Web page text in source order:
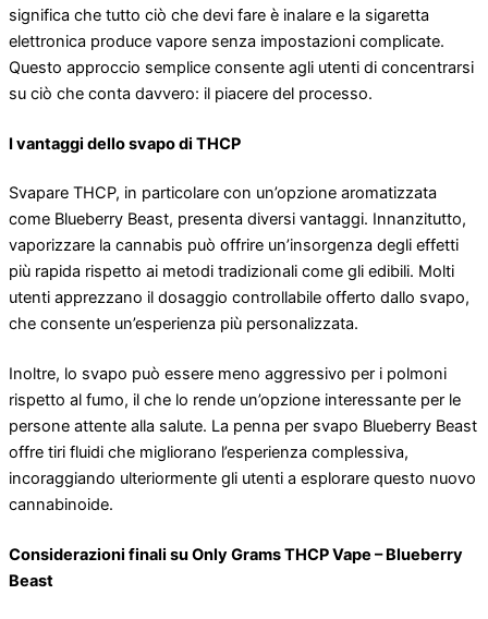
significa che tutto ciò che devi fare è inalare e la sigaretta
elettronica produce vapore senza impostazioni complicate.
Questo approccio semplice consente agli utenti di concentrarsi
su ciò che conta davvero: il piacere del processo.
I vantaggi dello svapo di THCP
Svapare THCP, in particolare con un’opzione aromatizzata
come Blueberry Beast, presenta diversi vantaggi. Innanzitutto,
vaporizzare la cannabis può offrire un’insorgenza degli effetti
più rapida rispetto ai metodi tradizionali come gli edibili. Molti
utenti apprezzano il dosaggio controllabile offerto dallo svapo,
che consente un’esperienza più personalizzata.
Inoltre, lo svapo può essere meno aggressivo per i polmoni
rispetto al fumo, il che lo rende un’opzione interessante per le
persone attente alla salute. La penna per svapo Blueberry Beast
offre tiri fluidi che migliorano l’esperienza complessiva,
incoraggiando ulteriormente gli utenti a esplorare questo nuovo
cannabinoide.
Considerazioni finali su Only Grams THCP Vape – Blueberry
Beast